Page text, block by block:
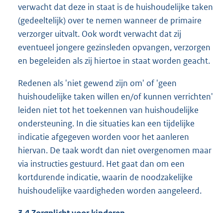
verwacht dat deze in staat is de huishoudelijke taken
(gedeeltelijk) over te nemen wanneer de primaire
verzorger uitvalt. Ook wordt verwacht dat zij
eventueel jongere gezinsleden opvangen, verzorgen
en begeleiden als zij hiertoe in staat worden geacht.
Redenen als 'niet gewend zijn om' of 'geen
huishoudelijke taken willen en/of kunnen verrichten'
leiden niet tot het toekennen van huishoudelijke
ondersteuning. In die situaties kan een tijdelijke
indicatie afgegeven worden voor het aanleren
hiervan. De taak wordt dan niet overgenomen maar
via instructies gestuurd. Het gaat dan om een
kortdurende indicatie, waarin de noodzakelijke
huishoudelijke vaardigheden worden aangeleerd.